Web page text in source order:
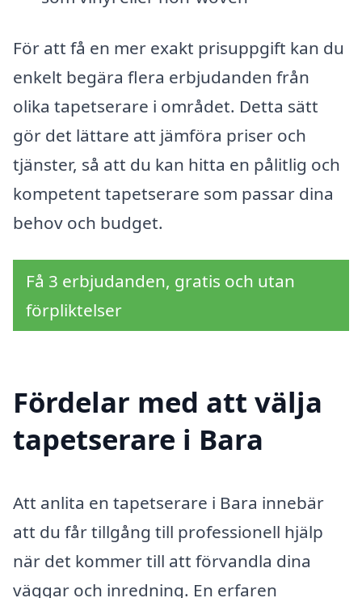
För att få en mer exakt prisuppgift kan du
enkelt begära flera erbjudanden från
olika tapetserare i området. Detta sätt
gör det lättare att jämföra priser och
tjänster, så att du kan hitta en pålitlig och
kompetent tapetserare som passar dina
behov och budget.
Få 3 erbjudanden, gratis och utan
förpliktelser
Fördelar med att välja
tapetserare i Bara
Att anlita en tapetserare i Bara innebär
att du får tillgång till professionell hjälp
när det kommer till att förvandla dina
väggar och inredning. En erfaren